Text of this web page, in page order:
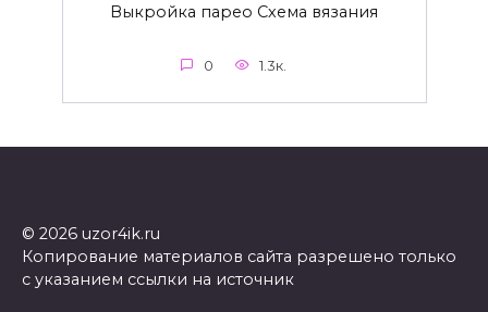
Выкройка парео Схема вязания
0 1.3к.
© 2026 uzor4ik.ru
Копирование материалов сайта разрешено только
с указанием ссылки на источник